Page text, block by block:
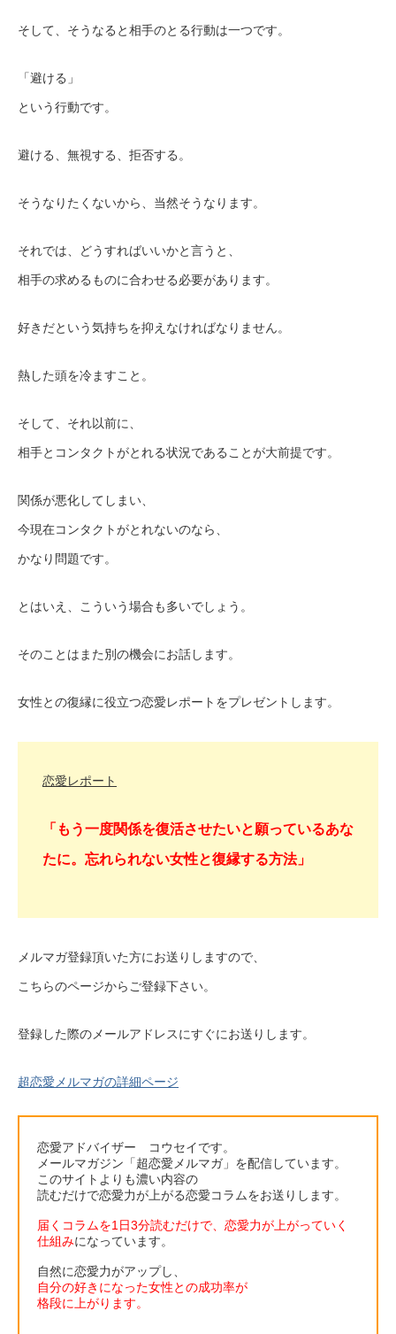
そして、そうなると相手のとる行動は一つです。
「避ける」
という行動です。
避ける、無視する、拒否する。
そうなりたくないから、当然そうなります。
それでは、どうすればいいかと言うと、
相手の求めるものに合わせる必要があります。
好きだという気持ちを抑えなければなりません。
熱した頭を冷ますこと。
そして、それ以前に、
相手とコンタクトがとれる状況であることが大前提です。
関係が悪化してしまい、
今現在コンタクトがとれないのなら、
かなり問題です。
とはいえ、こういう場合も多いでしょう。
そのことはまた別の機会にお話します。
女性との復縁に役立つ恋愛レポートをプレゼントします。
恋愛レポート
「もう一度関係を復活させたいと願っているあな
たに。忘れられない女性と復縁する方法」
メルマガ登録頂いた方にお送りしますので、
こちらのページからご登録下さい。
登録した際のメールアドレスにすぐにお送りします。
超恋愛メルマガの詳細ページ
恋愛アドバイザー コウセイです。
メールマガジン「超恋愛メルマガ」を配信しています。
このサイトよりも濃い内容の
読むだけで恋愛力が上がる恋愛コラムをお送りします。
届くコラムを1日3分読むだけで、恋愛力が上がっていく
仕組みになっています。
自然に恋愛力がアップし、
自分の好きになった女性との成功率が
格段に上がります。